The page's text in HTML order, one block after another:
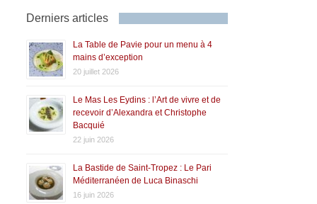
Derniers articles
La Table de Pavie pour un menu à 4
mains d’exception
20 juillet 2026
Le Mas Les Eydins : l’Art de vivre et de
recevoir d’Alexandra et Christophe
Bacquié
22 juin 2026
La Bastide de Saint-Tropez : Le Pari
Méditerranéen de Luca Binaschi
16 juin 2026